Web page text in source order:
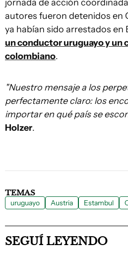
jornada de acción
autores fueron detenidos en
ya habían sido arrestados en
un conductor uruguayo y un
colombiano.
"Nuestro mensaje a los
perfectamente claro: los
importar en qué país se
Holzer.
TEMAS
uruguayo Austria Estambul
SEGUÍ LEYENDO